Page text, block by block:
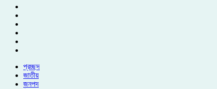
প্রচ্ছদ
জাতীয়
জনপদ